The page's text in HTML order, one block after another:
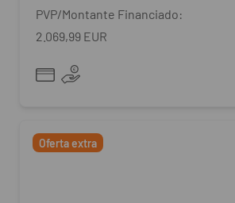
PVP/Montante Financiado:
2.069,99 EUR
Oferta extra